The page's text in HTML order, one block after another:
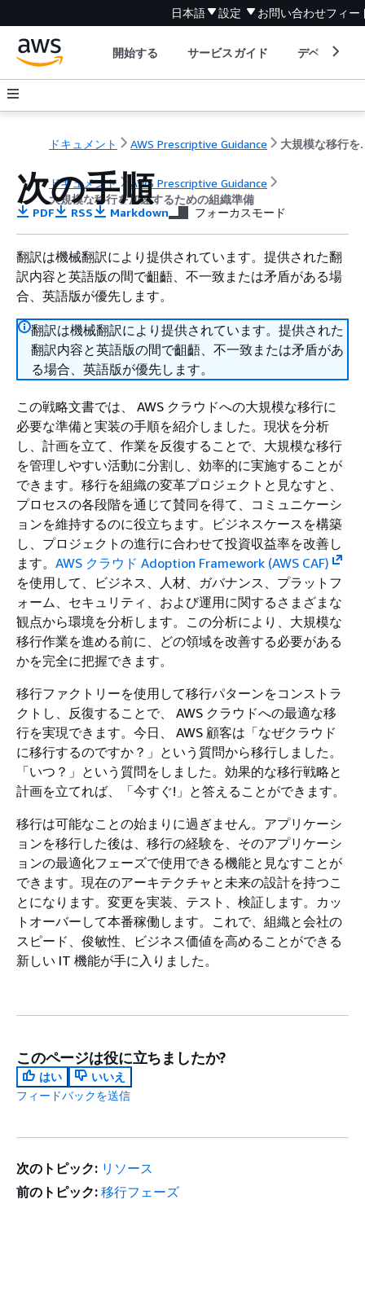
日本語 設定 お問い合わせフィー
開始する サービスガイド デベロッパ
ドキュメント AWS Prescriptive Guidance 大規模な
ドキュメント
AWS Prescriptive Guidance
大規模な移行を加速するための組織準備
次の手順
PDF RSS Markdown フォーカスモード
翻訳は機械翻訳により提供されています。提供された翻
訳内容と英語版の間で齟齬、不一致または矛盾がある場
合、英語版が優先します。
翻訳は機械翻訳により提供されています。提供された
翻訳内容と英語版の間で齟齬、不一致または矛盾があ
る場合、英語版が優先します。
この戦略文書では、 AWS クラウドへの大規模な移行に
必要な準備と実装の手順を紹介しました。現状を分析
し、計画を立て、作業を反復することで、大規模な移行
を管理しやすい活動に分割し、効率的に実施することが
できます。移行を組織の変革プロジェクトと見なすと、
プロセスの各段階を通じて賛同を得て、コミュニケーシ
ョンを維持するのに役立ちます。ビジネスケースを構築
し、プロジェクトの進行に合わせて投資収益率を改善し
ます。 AWS クラウド Adoption Framework (AWS CAF)
を使用して、ビジネス、人材、ガバナンス、プラットフ
ォーム、セキュリティ、および運用に関するさまざまな
観点から環境を分析します。この分析により、大規模な
移行作業を進める前に、どの領域を改善する必要がある
かを完全に把握できます。
移行ファクトリーを使用して移行パターンをコンストラ
クトし、反復することで、 AWS クラウドへの最適な移
行を実現できます。今日、 AWS 顧客は「なぜクラウド
に移行するのですか？」という質問から移行しました。
「いつ？」という質問をしました。効果的な移行戦略と
計画を立てれば、「今すぐ!」と答えることができます。
移行は可能なことの始まりに過ぎません。アプリケーシ
ョンを移行した後は、移行の経験を、そのアプリケーシ
ョンの最適化フェーズで使用できる機能と見なすことが
できます。現在のアーキテクチャと未来の設計を持つこ
とになります。変更を実装、テスト、検証します。カッ
トオーバーして本番稼働します。これで、組織と会社の
スピード、俊敏性、ビジネス価値を高めることができる
新しい IT 機能が手に入りました。
このページは役に立ちましたか?
はい
いいえ
フィードバックを送信
次のトピック: リソース
前のトピック: 移行フェーズ